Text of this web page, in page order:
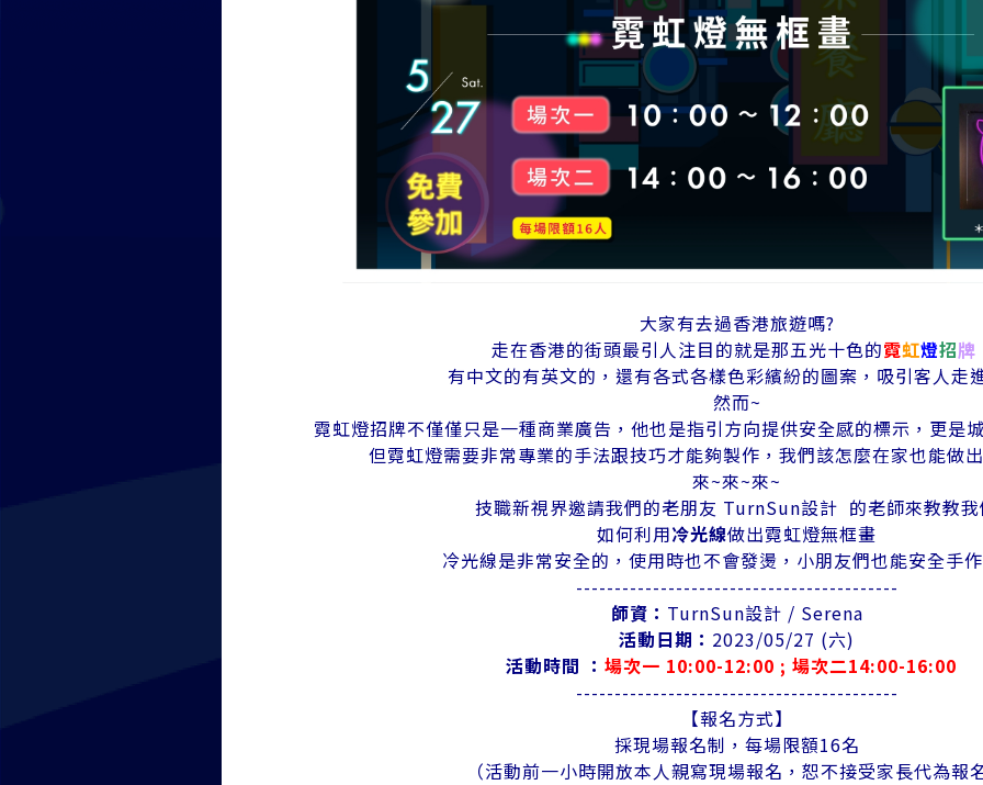
大家有去過香港旅遊嗎?
走在香港的街頭最引人注目的就是那五光十色的霓虹燈招牌
有中文的有英文的，還有各式各樣色彩繽紛的圖案，吸引客人走
然而~
霓虹燈招牌不僅僅只是一種商業廣告，他也是指引方向提供安全感的標示，更是
但霓虹燈需要非常專業的手法跟技巧才能夠製作，我們該怎麼在家也能做
來~來~來~
技職新視界邀請我們的老朋友 TurnSun設計 的老師來教教
如何利用冷光線做出霓虹燈無框畫
冷光線是非常安全的，使用時也不會發燙，小朋友們也能安全手
------------------------------------------
師資： TurnSun設計 / Serena
活動日期： 2023/05/27 (六)
活動時間 ：場次一 10:00-12:00 ; 場次二14:00-16:00
------------------------------------------
【報名方式】
採現場報名制，每場限額16名
（活動前一小時開放本人親寫現場報名，恕不接受家長代為報